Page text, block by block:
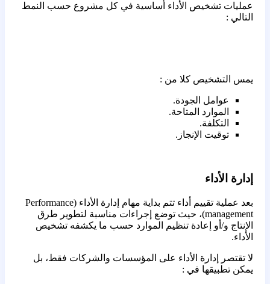
عمليات تشخيص الأداء أساسية في كل مشروع حسب النمط
التالي :
يمس التشخيص كلا من :
عوامل الجودة.
الموارد المتاحة.
التكلفة.
توقيت الإنجاز.
إدارة الأداء
بعد عملية تقييم أداء تتم بداية مهام إدارة الأداء (Performance
management)، حيث توضع إجراءات مناسبة لتطوير طرق
الإنتاج و/أو إعادة تنظيم الموارد حسب ما يكشفه تشخيص
الأداء.
لا تقتصر إدارة الأداء على المؤسسات والشركات فقط، بل
يمكن تطبيقها في :